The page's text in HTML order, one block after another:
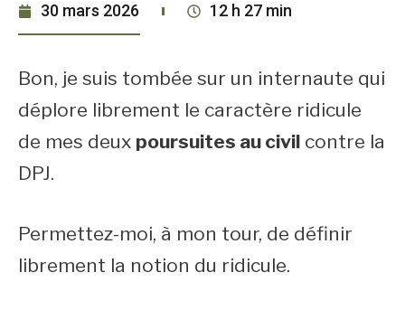
30 mars 2026 12 h 27 min
Bon, je suis tombée sur un internaute qui
déplore librement le caractère ridicule
de mes deux poursuites au civil contre la
DPJ.
Permettez-moi, à mon tour, de définir
librement la notion du ridicule.